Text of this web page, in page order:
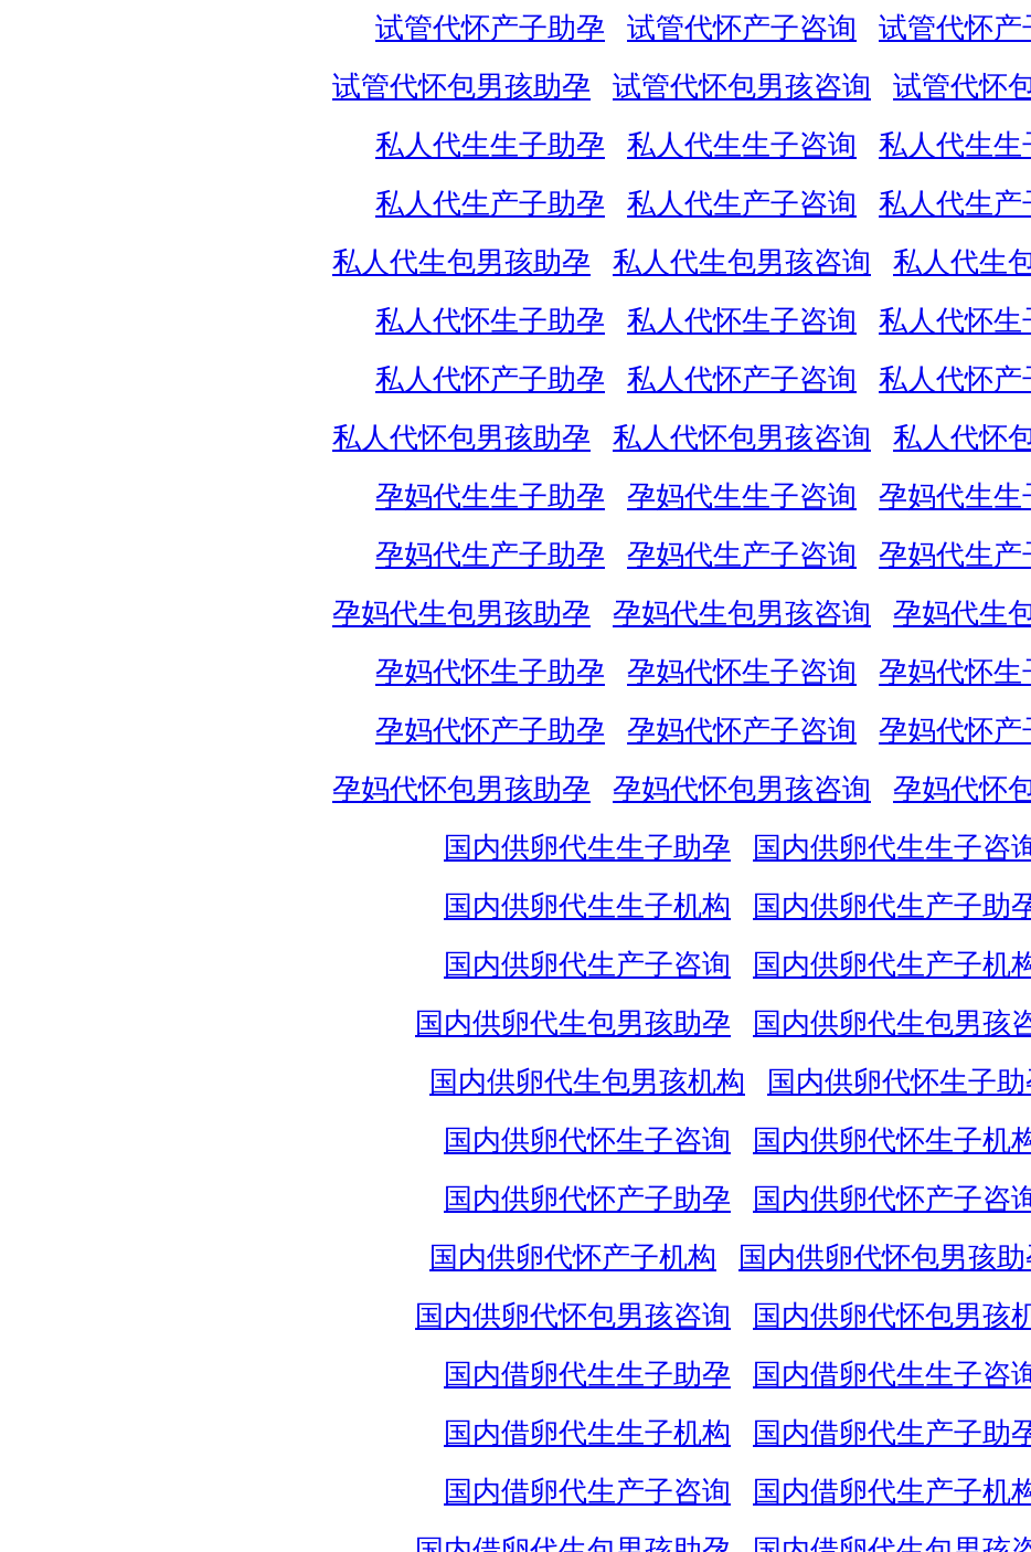
试管代怀产子助孕
试管代怀产子咨询
试管代怀产
试管代怀包男孩助孕
试管代怀包男孩咨询
试管代怀
私人代生生子助孕
私人代生生子咨询
私人代生生
私人代生产子助孕
私人代生产子咨询
私人代生产
私人代生包男孩助孕
私人代生包男孩咨询
私人代生
私人代怀生子助孕
私人代怀生子咨询
私人代怀生
私人代怀产子助孕
私人代怀产子咨询
私人代怀产
私人代怀包男孩助孕
私人代怀包男孩咨询
私人代怀
孕妈代生生子助孕
孕妈代生生子咨询
孕妈代生生
孕妈代生产子助孕
孕妈代生产子咨询
孕妈代生产
孕妈代生包男孩助孕
孕妈代生包男孩咨询
孕妈代生
孕妈代怀生子助孕
孕妈代怀生子咨询
孕妈代怀生
孕妈代怀产子助孕
孕妈代怀产子咨询
孕妈代怀产
孕妈代怀包男孩助孕
孕妈代怀包男孩咨询
孕妈代怀
国内供卵代生生子助孕
国内供卵代生生子咨
国内供卵代生生子机构
国内供卵代生产子助
国内供卵代生产子咨询
国内供卵代生产子机
国内供卵代生包男孩助孕
国内供卵代生包男孩
国内供卵代生包男孩机构
国内供卵代怀生子助
国内供卵代怀生子咨询
国内供卵代怀生子机
国内供卵代怀产子助孕
国内供卵代怀产子咨
国内供卵代怀产子机构
国内供卵代怀包男孩助
国内供卵代怀包男孩咨询
国内供卵代怀包男孩
国内借卵代生生子助孕
国内借卵代生生子咨
国内借卵代生生子机构
国内借卵代生产子助
国内借卵代生产子咨询
国内借卵代生产子机